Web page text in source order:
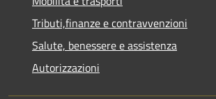
Tributi,finanze e contravvenzioni
Salute, benessere e assistenza
Autorizzazioni